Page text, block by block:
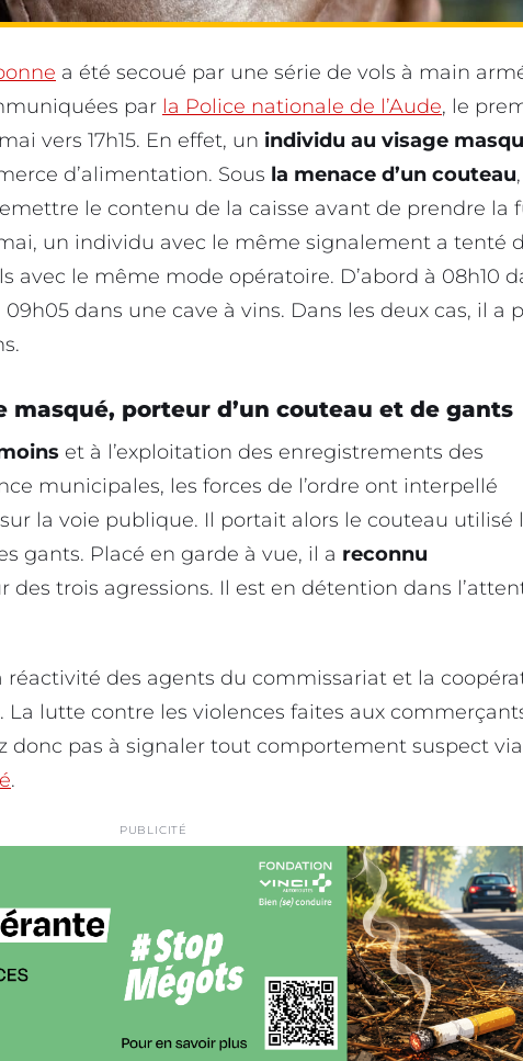
a été secoué par une série de vols à main
par la Police nationale de l’Aude, le
vers 17h15. En effet, un individu au visage
d’alimentation. Sous la menace d’un couteau
le contenu de la caisse avant de prendre la
un individu avec le même signalement a tenté
avec le même mode opératoire. D’abord à 08h10
dans une cave à vins. Dans les deux cas, il a
masqué, porteur d’un couteau et de gants
et à l’exploitation des enregistrements des
municipales, les forces de l’ordre ont interpellé
la voie publique. Il portait alors le couteau utilisé
gants. Placé en garde à vue, il a reconnu
des trois agressions. Il est en détention dans
des agents du commissariat et la
La lutte contre les violences faites aux
donc pas à signaler tout comportement suspect via
.
PUBLICITÉ